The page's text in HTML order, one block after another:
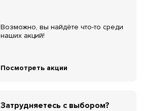
Возможно, вы найдёте что-то среди
наших акций!
Посмотреть акции
Затрудняетесь с выбором?